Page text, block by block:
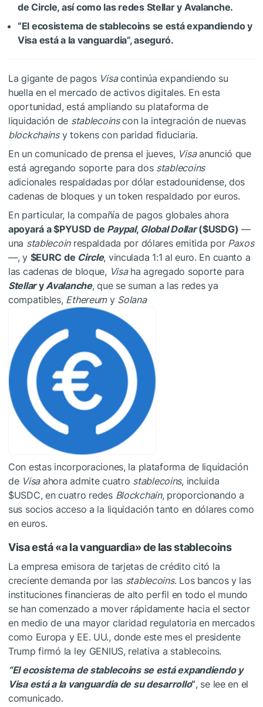
de Circle, así como las redes Stellar y Avalanche.
“El ecosistema de stablecoins se está expandiendo y
Visa está a la vanguardia”, aseguró.
La gigante de pagos Visacontinúa expandiendo su
huella en el mercado de activos digitales. En esta
oportunidad, está ampliando su plataforma de
liquidación de stablecoinscon la integración de nuevas
blockchainsy tokens con paridad fiduciaria.
En un comunicado de prensa el jueves, Visaanunció que
está agregando soporte para dos stablecoins
adicionales respaldadas por dólar estadounidense, dos
cadenas de bloques y un token respaldado por euros.
En particular, la compañía de pagos globales ahora
apoyará a$PYUSD de Paypal, Global Dollar($USDG) —
una stablecoinrespaldada por dólares emitida por Paxos
—, y $EURC de Circle, vinculada 1:1 al euro. En cuanto a
las cadenas de bloque, Visaha agregado soporte para
StellaryAvalanche, que se suman a las redes ya
compatibles, Ethereumy Solana
Con estas incorporaciones, la plataforma de liquidación
de Visaahora admite cuatro stablecoins, incluida
$USDC, en cuatro redes Blockchain, proporcionando a
sus socios acceso a la liquidación tanto en dólares como
en euros.
Visa está «a la vanguardia» de las stablecoins
La empresa emisora de tarjetas de crédito citó la
creciente demanda por las stablecoins. Los bancos y las
instituciones financieras de alto perfil en todo el mundo
se han comenzado a mover rápidamente hacia el sector
en medio de una mayor claridad regulatoria en mercados
como Europa y EE. UU., donde este mes el presidente
Trump firmó la ley GENIUS, relativa a stablecoins.
“El ecosistema de stablecoins se está expandiendo y
Visa está a la vanguardia de su desarrollo“, se lee en el
comunicado.